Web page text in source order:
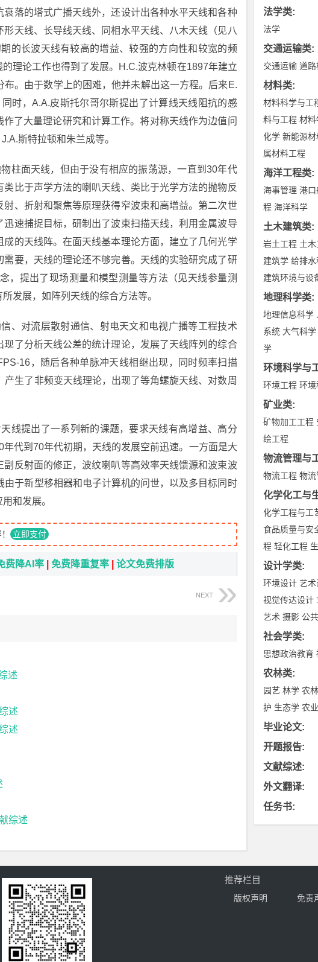
落的塔式广播天线外，还设计出各种水平天线和各种
天线、长导线天线、同相水平天线、八木天线（见八
的长波天线有较高的增益、较强的方向性和较宽的频
理论工作也得到了发展。H.C.波克林顿在1897年建立
。由于数学上的困难，他并未解出这一方程。后来E.
时，A.A.皮斯托尔哥尔斯提出了计算线天线阻抗的感
了大量理论研究和计算工作。将对称天线作为边值问
斯特拉顿和朱兰成等。
柱面天线，但由于没有相应的振荡源，一直到30年代
比于声学方法的喇叭天线、类比于光学方法的抛物反
、折射和聚焦等原理获得窄波束和高增益。第二次世
速捕捉目标，研制出了波束扫描天线，利用金属波导
的天线阵。在面天线基本理论方面，建立了几何光学
要，天线的理论还不够完善。天线的实验研究成了研
，提出了现场测量和模型测量等方法（见天线参量测
发展，如阵列天线的综合方法等。
、对流层散射通信、射电天文和电视广播等工程技术
了分析天线公差的统计理论，发展了天线阵列的综合
16，随后各种单脉冲天线相继出现，同时频率扫描
生了非频变天线理论，出现了等角螺旋天线、对数周
线提出了一系列新的课题，要求天线有高增益、高分
代到70年代初期，天线的发展空前迅速。一方面是大
反射面的修正，波纹喇叭等高效率天线馈源和波束波
于新型移相器和电子计算机的问世，以及多目标同时
和发展。
立即支付
费降AI率 免费降重复率 论文免费排版
NEXT
述
述
述
综述
法学类:
法学
交通运输类:
交通运输 道
材料类:
材料科学与工
料与工程 材料
化学 新能源
属材料工程
海洋工程类:
海事管理 港
程 海洋科学
土木建筑类:
岩土工程 土
建筑学 给排
建筑环境与设
地理科学类:
地理信息科学
系统 大气科学
学
环境科学与
环境工程 环
矿业类:
矿物加工工程
绘工程
物流管理与
物流工程 物流
化学化工与
化学工程与工
食品质量与安
程 轻化工程
设计学类:
环境设计 艺
视觉传达设计
艺术 摄影 公
社会学类:
思想政治教育
农林类:
园艺 林学 农
护 生态学 农
毕业论文:
开题报告:
文献综述:
外文翻译:
任务书:
推荐栏目
版权声明 免责